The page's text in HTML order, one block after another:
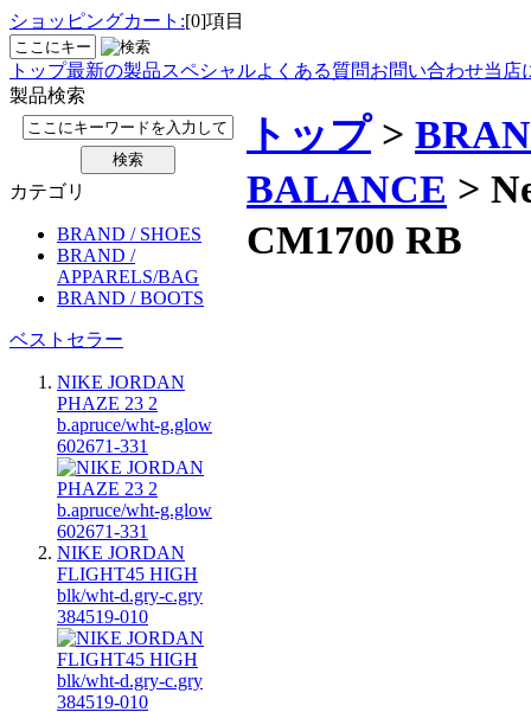
ショッピングカート:[0]項目
トップ最新の製品スペシャルよくある質問お問い合わせ当店
製品検索
カテゴリ
BRAND / SHOES
BRAND /
APPARELS/BAG
BRAND / BOOTS
ベストセラー
NIKE JORDAN
PHAZE 23 2
b.apruce/wht-g.glow
602671-331
NIKE JORDAN
FLIGHT45 HIGH
blk/wht-d.gry-c.gry
384519-010
トップ>
BALANCE >
CM1700 RB